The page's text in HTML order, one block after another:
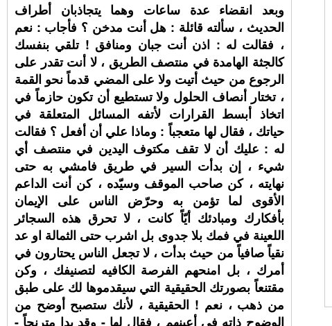
وبعد انقضاء عدة ساعات وهما يتجاذبان أطراف
الحديث ، سألته قائلة : هل أنت مدخن ؟ فأجاب : نعم
، فقالت له : اذن أنت جبان ومنافق ! تلقي بنفسك
كالجثة الهامدة في منتصف الطريق ، لا أنت تقدر على
الرجوع من حيث أتيت ولا على المضي قدماً نحو القمة
، تختار أنصاف الحلول ولا تستطيع أن تكون حازماً في
اتخاذ أبسط القرارات لأتفه المسائل المتعلقة في
حياتك ، فقال لها متعجباً : وماذا علي أن أفعل ؟ فقالت
له : عليك أن لا تقف مكتوف اليدين في منتصف أي
شيء ، إن بدأت السير في طريق فامشي به حتى
نهايته ، كن صاحب الموقف وسيّده ، كن أنت الداعم
الأقوى لما تؤمن به وحرّض الناس على الإيمان
بأفكارك ومبادئك أيّاً كانت ، لا تحرق هذه السجائر
اللعينة في فمك بلا جدوى بل اشرب حتى الثمالة او عد
نقياً صافياً من حيث بدأت ، لا تجعل الناس يحتارون في
أمرك ، بل امنحهم الفرصة الكافيه لتصنيفك ، وكن
مقتنعاً بصورتك الحقيقية التي سيقدموها لك على طبق
من ذهب ، نعم ! الحقيقية ، لأنك ستصبح أوضح من
الوضوح ذاته في أعينهم ، فقال لها - وقد بدا مترنحاً -